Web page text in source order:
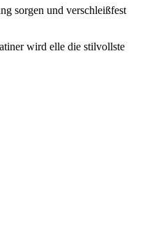
sorgen und verschleißfest
wird elle die stilvollste